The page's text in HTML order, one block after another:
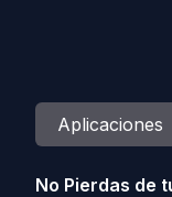
Aplicaciones
No Pierdas de